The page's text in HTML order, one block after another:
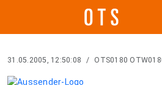
31.05.2005, 12:50:08 / OTS0180